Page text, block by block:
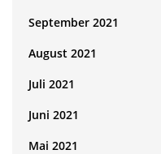
September 2021
August 2021
Juli 2021
Juni 2021
Mai 2021